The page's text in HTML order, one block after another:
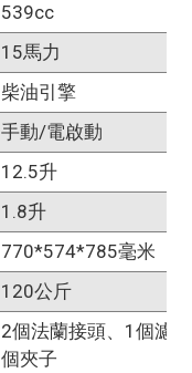
539cc
15馬力
柴油引擎
手動/電啟動
12.5升
1.8升
770*574*785毫米
120公斤
2個法蘭接頭、1個濾
個夾子